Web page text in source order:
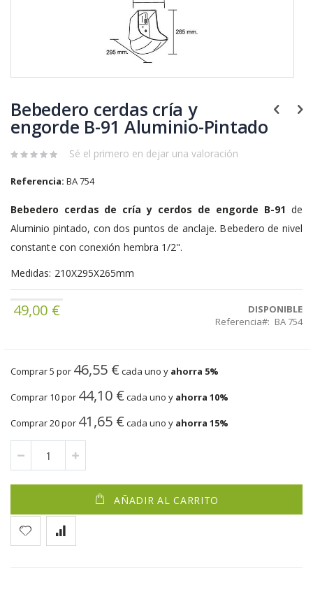
comienzo
de
la
de
Bebedero cerdas cría y
engorde B-91 Aluminio-Pintado
Sé el primero en dejar una valoración
Referencia: BA 754
Bebedero cerdas de cría y cerdos de engorde B-91 de
Aluminio pintado, con dos puntos de anclaje. Bebedero de nivel
constante con conexión hembra 1/2".
Medidas: 210X295X265mm
49,00 €
DISPONIBLE
Referencia
BA 754
Comprar 5 por 46,55 € cada uno y ahorra 5%
Comprar 10 por 44,10 € cada uno y ahorra 10%
Comprar 20 por 41,65 € cada uno y ahorra 15%
AÑADIR AL CARRITO